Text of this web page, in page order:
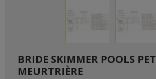
BRIDE SKIMMER POOLS
MEURTRIÈRE